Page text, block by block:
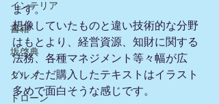
インテリア
書籍
坂啓典
グルメ
ドローン
ます。
想像していたものと違い技術的な分野
はもとより、経営資源、知財に関する
法務、各種マネジメント等々幅が広
い。ただ購入したテキストはイラスト
多めで面白そうな感じです。